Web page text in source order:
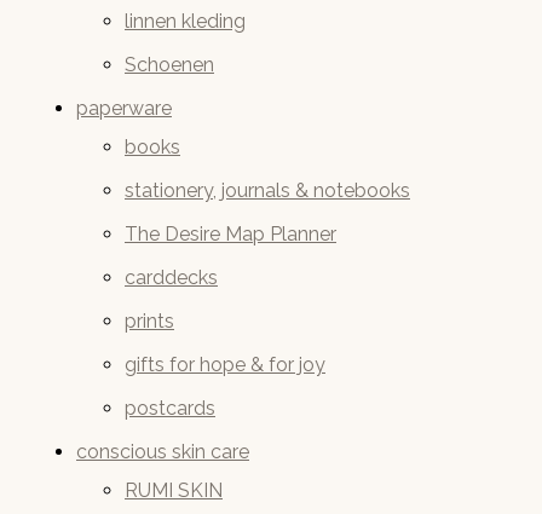
linnen kleding
Schoenen
paperware
books
stationery, journals & notebooks
The Desire Map Planner
carddecks
prints
gifts for hope & for joy
postcards
conscious skin care
RUMI SKIN